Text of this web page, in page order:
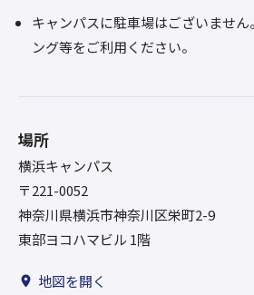
キャンパスに駐車場はございませ
ング等をご利用ください。
場所
横浜キャンパス
〒221-0052
神奈川県横浜市神奈川区栄町2-9
東部ヨコハマビル 1階
地図を開く